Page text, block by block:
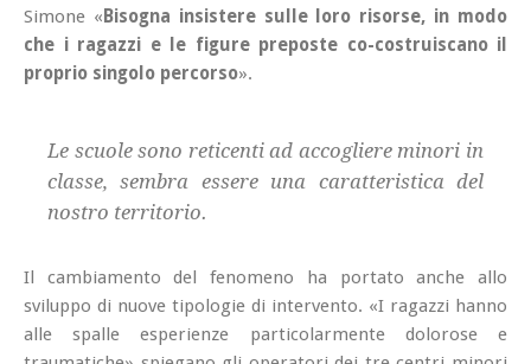
Simone « Bisogna insistere sulle loro risorse, in modo
che i ragazzi e le figure preposte co-costruiscano il
proprio singolo percorso».
Le scuole sono reticenti ad accogliere minori in
classe, sembra essere una caratteristica del
nostro territorio.
Il cambiamento del fenomeno ha portato anche allo
sviluppo di nuove tipologie di intervento. «I ragazzi hanno
alle spalle esperienze particolarmente dolorose e